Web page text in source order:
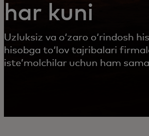
har kuni
Uzluksiz va oʻzaro oʻrindosh
hisobga toʻlov tajribalari
isteʼmolchilar uchun ham